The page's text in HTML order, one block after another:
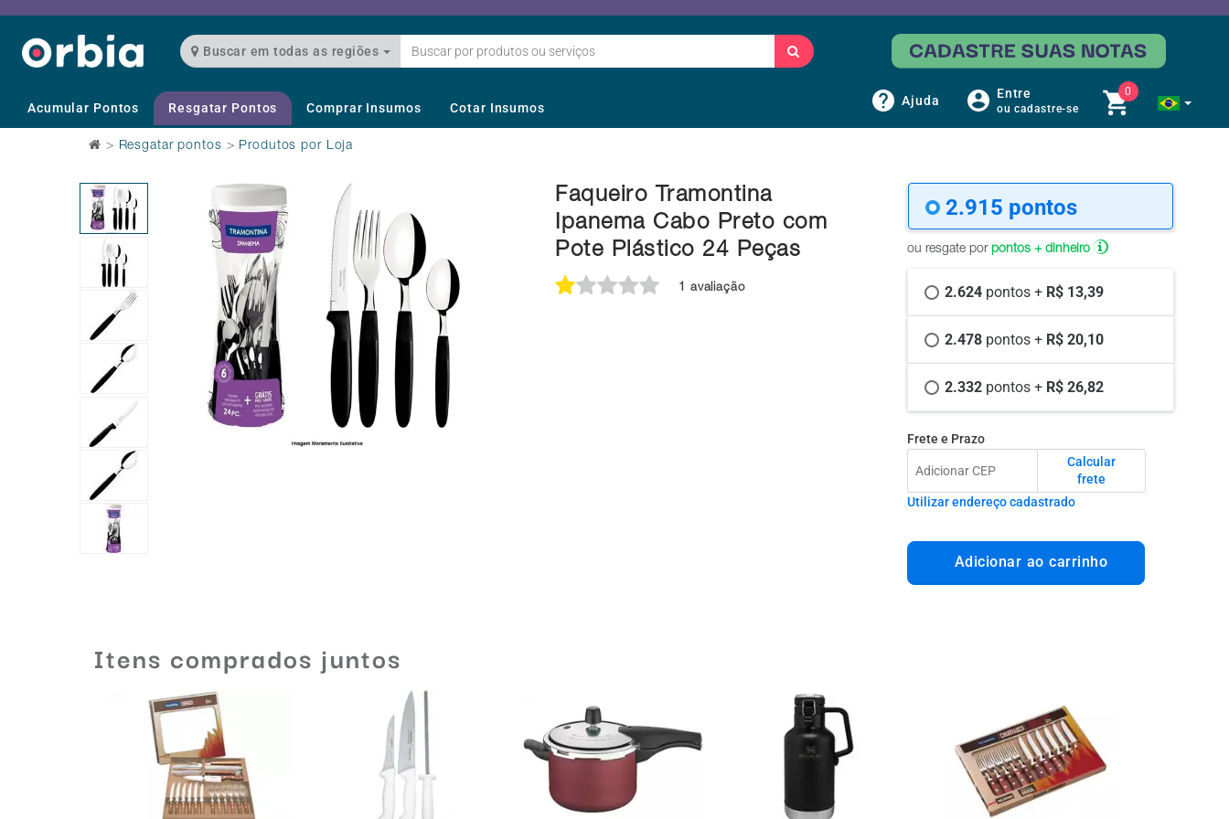
Buscar em todas as regiões
Acumular Pontos Resgatar Pontos Comprar Insumos Cotar Insumos Ajuda Entre
ou cadastre-se
0
> Resgatar pontos > Produtos por Loja
Faqueiro Tramontina
Ipanema Cabo Preto com
Pote Plástico 24 Peças
1 avaliação
2.915 pontos
ou resgate por pontos + dinheiro
2.624 pontos + R$ 13,39
2.478 pontos + R$ 20,10
2.332 pontos + R$ 26,82
Frete e Prazo
Calcular
frete
Utilizar endereço cadastrado
Adicionar ao carrinho
Itens comprados juntos